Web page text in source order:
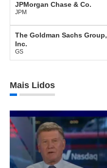
JPMorgan Chase & Co.
JPM
The Goldman Sachs Group,
Inc.
GS
Mais Lidos